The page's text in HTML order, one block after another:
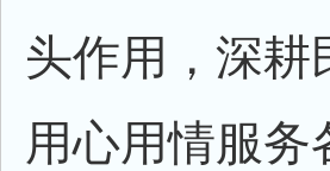
头作用，深耕
用心用情服